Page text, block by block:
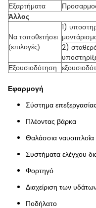
Εξαρτήματα
Άλλος
Να τοποθετήσει
(επιλογές)
1)
2)
Εξουσιοδότηση
Εφαρμογή
Σύστημα
Πλέοντας βάρκα
Θαλάσσια ναυσιπλοΐα
Συστήματα ελέγχου
Φορτηγό
Διαχείριση των
Ποδήλατο